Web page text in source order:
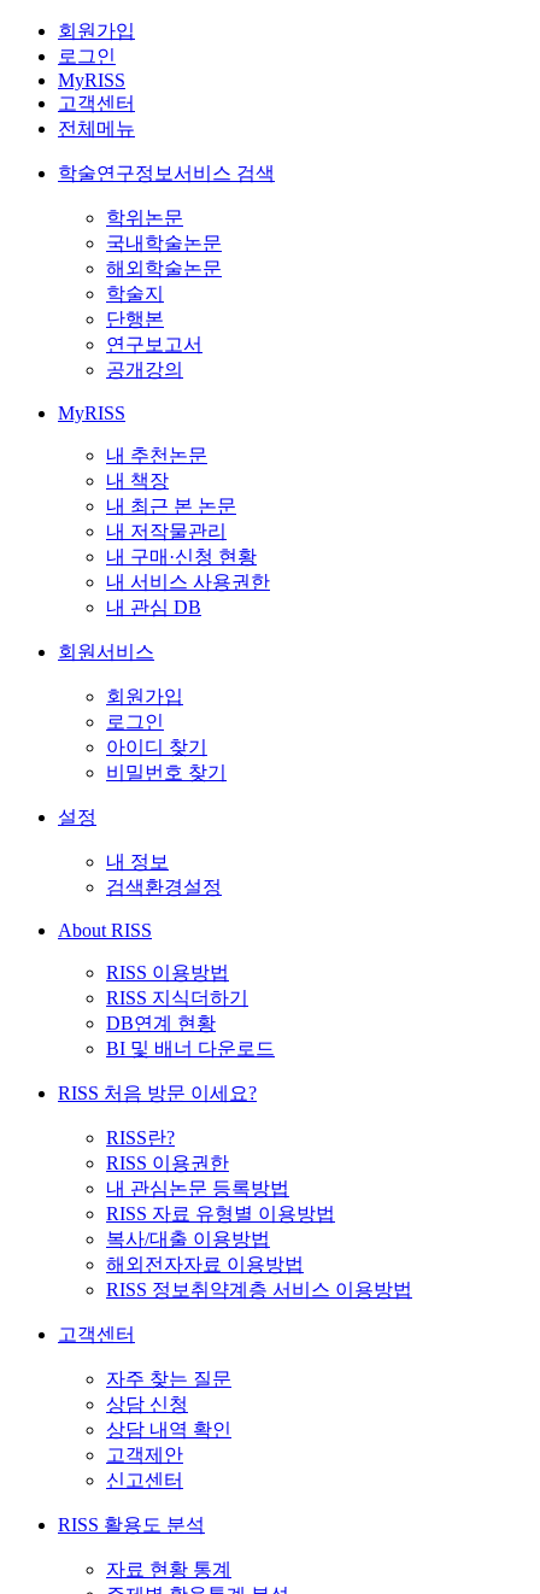
회원가입
로그인
MyRISS
고객센터
전체메뉴
학술연구정보서비스 검색
학위논문
국내학술논문
해외학술논문
학술지
단행본
연구보고서
공개강의
MyRISS
내 추천논문
내 책장
내 최근 본 논문
내 저작물관리
내 구매·신청 현황
내 서비스 사용권한
내 관심 DB
회원서비스
회원가입
로그인
아이디 찾기
비밀번호 찾기
설정
내 정보
검색환경설정
About RISS
RISS 이용방법
RISS 지식더하기
DB연계 현황
BI 및 배너 다운로드
RISS 처음 방문 이세요?
RISS란?
RISS 이용권한
내 관심논문 등록방법
RISS 자료 유형별 이용방법
복사/대출 이용방법
해외전자자료 이용방법
RISS 정보취약계층 서비스 이용방법
고객센터
자주 찾는 질문
상담 신청
상담 내역 확인
고객제안
신고센터
RISS 활용도 분석
자료 현황 통계